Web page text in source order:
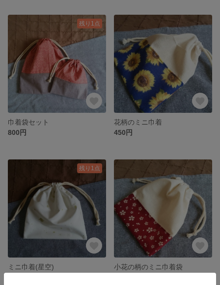
残り1点
巾着袋セット
800円
花柄のミニ巾着
450円
残り1点
ミニ巾着(星空)
小花の柄のミニ巾着袋